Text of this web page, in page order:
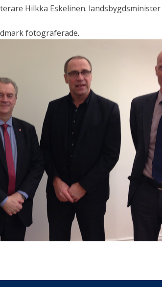
Hilkka Eskelinen.
fotograferade.